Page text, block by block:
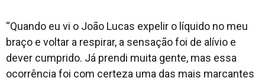
“Quando eu vi o João Lucas expelir o líquido no meu
braço e voltar a respirar, a sensação foi de alívio e
dever cumprido. Já prendi muita gente, mas essa
ocorrência foi com certeza uma das mais marcantes